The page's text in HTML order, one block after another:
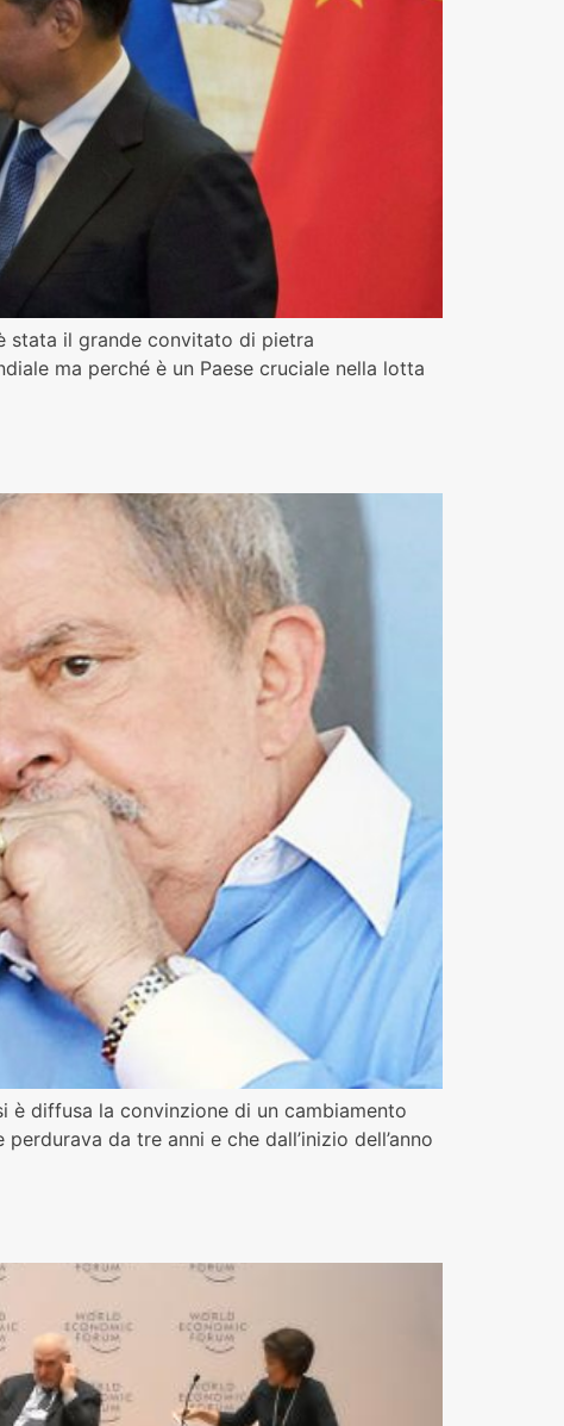
stata il grande convitato di pietra
ma perché è un Paese cruciale nella lotta
è diffusa la convinzione di un cambiamento
da tre anni e che dall’inizio dell’anno